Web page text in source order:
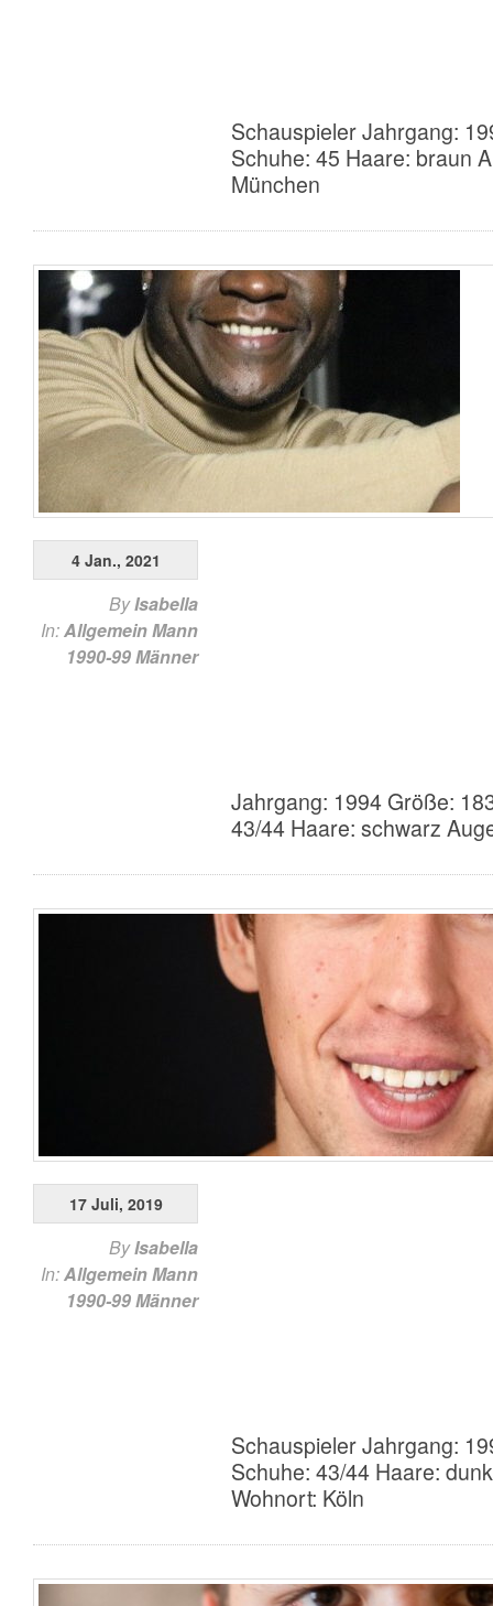
Schauspieler Jahrgang:
Schuhe: 45 Haare: braun
München
Jahrgang: 1994 Größe:
43/44 Haare: schwarz
4 Jan., 2021
ByIsabella
In:AllgemeinMann
1990-99Männer
Schauspieler Jahrgang:
Schuhe: 43/44 Haare:
Wohnort: Köln
17 Juli, 2019
ByIsabella
In:AllgemeinMann
1990-99Männer